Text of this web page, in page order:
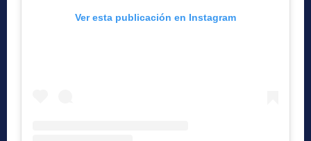
Ver esta publicación en Instagram